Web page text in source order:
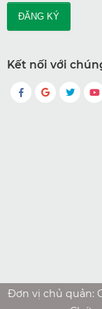
Kết nối với
Đơn vị chủ quản: